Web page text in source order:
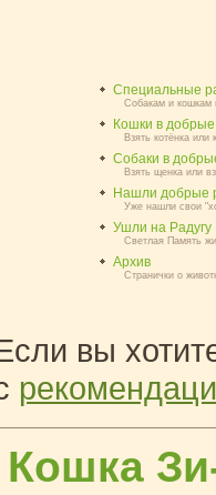
Специальные
Собакам и кошкам
Кошки в добрые
Взять котёнка
Собаки в
Взять щенка или
Нашли добрые
Уже нашли свои
Ушли на Радугу
Светлая Память
Архив
Странички о
вы
Кошка